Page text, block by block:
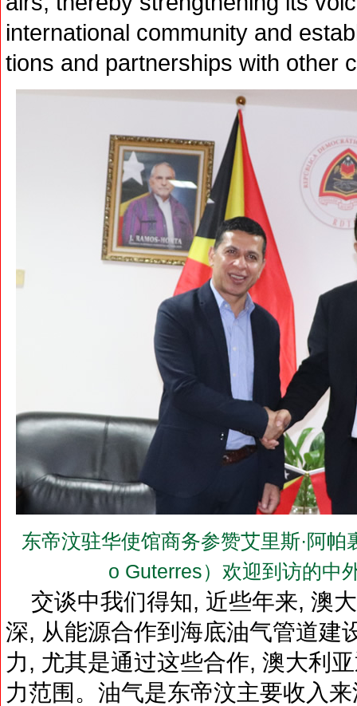
international community and
tions and partnerships with other
东帝汶驻华使馆商务参赞艾里斯·阿
o Guterres）欢迎到访的中
交谈中我们得知, 近些年来, 澳
深, 从能源合作到海底油气管道建
力, 尤其是通过这些合作, 澳大利
力范围。油气是东帝汶主要收入